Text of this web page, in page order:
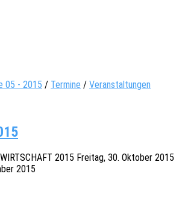
05 - 2015 / Termine / Veranstaltungen
2015 Frei­tag, 30. Okto­ber 2015
2015